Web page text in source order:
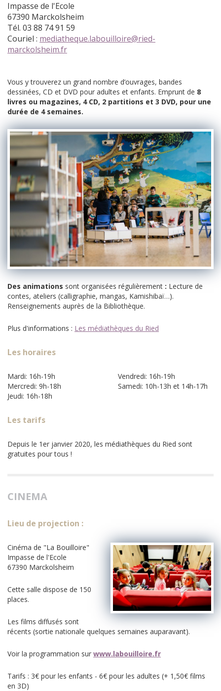
Impasse de l'Ecole
67390 Marckolsheim
Tél. 03 88 74 91 59
Couriel : mediatheque.labouilloire@ried-
marckolsheim.fr
Vous y trouverez un grand nombre d’ouvrages, bandes
dessinées, CD et DVD pour adultes et enfants. Emprunt de 8
livres ou magazines, 4 CD, 2 partitions et 3 DVD, pour une
durée de 4 semaines.
Des animations sont organisées régulièrement : Lecture de
contes, ateliers (calligraphie, mangas, Kamishibaï…).
Renseignements auprès de la Bibliothèque.
Plus d'informations : Les médiathèques du Ried
Les horaires
Mardi: 16h-19h
Mercredi: 9h-18h
Jeudi: 16h-18h
Vendredi: 16h-19h
Samedi: 10h-13h et 14h-17h
Les tarifs
Depuis le 1er janvier 2020, les médiathèques du Ried sont
gratuites pour tous !
CINEMA
Lieu de projection :
Cinéma de "La Bouilloire"
Impasse de l'Ecole
67390 Marckolsheim
Cette salle dispose de 150
places.
Les films diffusés sont
récents (sortie nationale quelques semaines auparavant).
Voir la programmation sur www.labouilloire.fr
Tarifs : 3€ pour les enfants - 6€ pour les adultes (+ 1,50€ films
en 3D)